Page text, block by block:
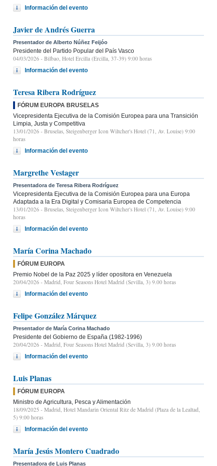
Información del evento
Javier de Andrés Guerra
Presentador de Alberto Núñez Feijóo
Presidente del Partido Popular del País Vasco
04/03/2026 - Bilbao, Hotel Ercilla (Ercilla, 37-39) 9:00 horas
Información del evento
Teresa Ribera Rodríguez
FÓRUM EUROPA BRUSELAS
Vicepresidenta Ejecutiva de la Comisión Europea para una Transición
Limpia, Justa y Competitiva
13/01/2026 - Bruselas, Steigenberger Icon Wiltcher's Hotel (71, Av. Louise) 9:00
horas
Información del evento
Margrethe Vestager
Presentadora de Teresa Ribera Rodríguez
Vicepresidenta Ejecutiva de la Comisión Europea para una Europa
Adaptada a la Era Digital y Comisaria Europea de Competencia
13/01/2026 - Bruselas, Steigenberger Icon Wiltcher's Hotel (71, Av. Louise) 9:00
horas
Información del evento
María Corina Machado
FÓRUM EUROPA
Premio Nobel de la Paz 2025 y líder opositora en Venezuela
20/04/2026 - Madrid, Four Seasons Hotel Madrid (Sevilla, 3) 9.00 horas
Información del evento
Felipe González Márquez
Presentador de María Corina Machado
Presidente del Gobierno de España (1982-1996)
20/04/2026 - Madrid, Four Seasons Hotel Madrid (Sevilla, 3) 9.00 horas
Información del evento
Luis Planas
FÓRUM EUROPA
Ministro de Agricultura, Pesca y Alimentación
18/09/2025 - Madrid, Hotel Mandarin Oriental Ritz de Madrid (Plaza de la Lealtad,
5) 9:00 horas
Información del evento
María Jesús Montero Cuadrado
Presentadora de Luis Planas